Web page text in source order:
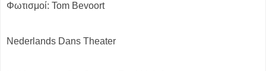
Φωτισμοί: Tom Bevoort
Nederlands Dans Theater